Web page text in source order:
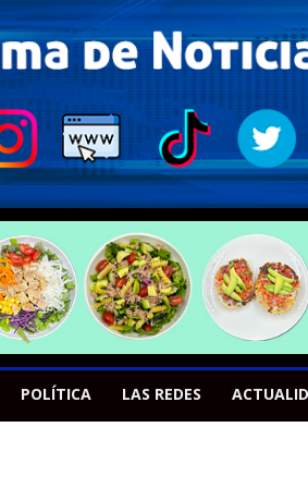
POLÍTICA LAS REDES